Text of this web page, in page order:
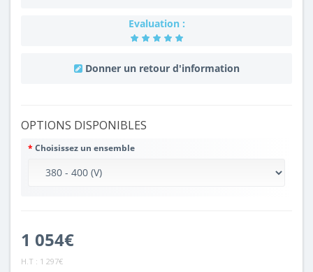
Evaluation :
Donner un retour d'information
OPTIONS DISPONIBLES
Choisissez un ensemble
1 054€
H.T : 1 297€